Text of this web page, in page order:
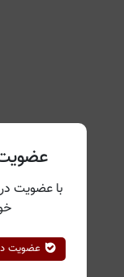
با عضویت در
عضویت